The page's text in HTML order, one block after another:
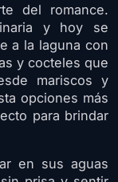
del romance.
y hoy se
a la laguna con
y cocteles que
mariscos y
opciones más
para brindar
en sus aguas